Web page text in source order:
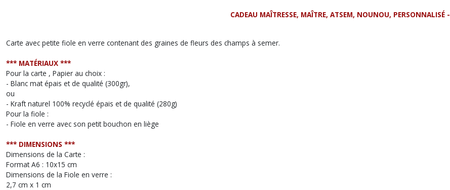
CADEAU MAÎTRESSE, MAÎTRE, ATSEM, NOUNOU, PERSONNALISÉ -
Carte avec petite fiole en verre contenant des graines de fleurs des champs à semer.
*** MATÉRIAUX ***
Pour la carte , Papier au choix :
- Blanc mat épais et de qualité (300gr),
ou
- Kraft naturel 100% recyclé épais et de qualité (280g)
Pour la fiole :
- Fiole en verre avec son petit bouchon en liège
*** DIMENSIONS ***
Dimensions de la Carte :
Format A6 : 10x15 cm
Dimensions de la Fiole en verre :
2,7 cm x 1 cm